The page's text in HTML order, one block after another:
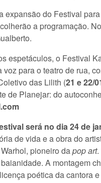
expansão do Festival
a programação.
espetáculos, o Festival
para o teatro de rua,
das Lilith (21 e 22/
de Planejar: do
será no dia 24 de
de vida e a obra do
pioneiro dapop art.
A montagem
poética da cantora